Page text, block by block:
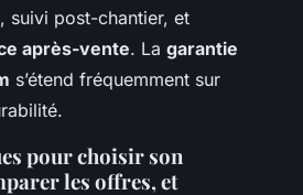
suivi post-chantier, et
après-vente. La garantie
s’étend fréquemment sur
pour choisir son
les offres, et